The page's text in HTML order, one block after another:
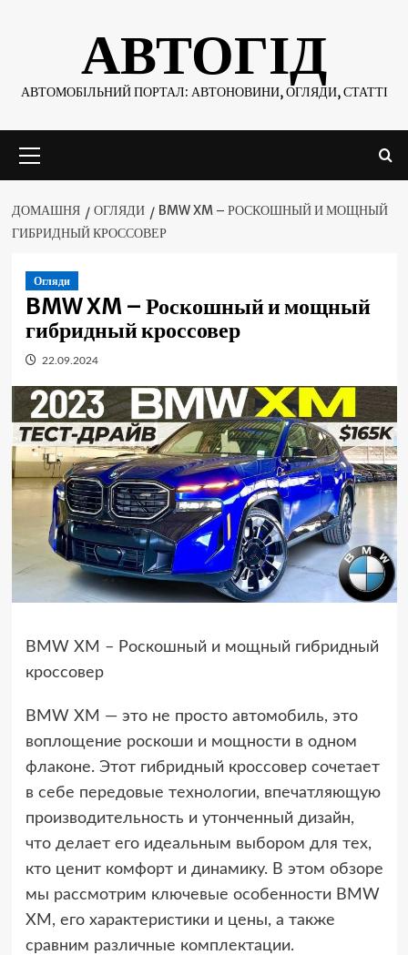
АВТОГІД
АВТОМОБІЛЬНИЙ ПОРТАЛ: АВТОНОВИНИ, ОГЛЯДИ, СТАТТІ
меню
ДОМАШНЯ ОГЛЯДИ
BMW XM – РОСКОШНЫЙ И МОЩНЫЙ
ГИБРИДНЫЙ КРОССОВЕР
Огляди
BMW XM – Роскошный и мощный
гибридный кроссовер
22.09.2024
BMW XM – Роскошный и мощный гибридный
кроссовер
BMW XM — это не просто автомобиль, это
воплощение роскоши и мощности в одном
флаконе. Этот гибридный кроссовер сочетает
в себе передовые технологии, впечатляющую
производительность и утонченный дизайн,
что делает его идеальным выбором для тех,
кто ценит комфорт и динамику. В этом обзоре
мы рассмотрим ключевые особенности BMW
XM, его характеристики и цены, а также
сравним различные комплектации.